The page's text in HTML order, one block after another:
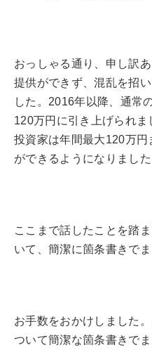
おっしゃる通り、申し訳
提供ができず、混乱を招
した。2016年以降、通常
120万円に引き上げられま
投資家は年間最大120万円
ができるようになりました
ここまで話したことを踏
いて、簡潔に箇条書きでま
お手数をおかけしました
ついて簡潔な箇条書きで